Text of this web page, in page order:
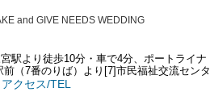
and GIVE NEEDS WEDDING
駅より徒歩10分・車で4分、ポートライナ
（7番のりば）より[7]市民福祉交流センタ
アクセス/TEL